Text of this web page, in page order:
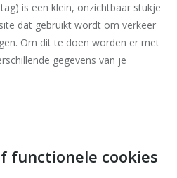
is een klein, onzichtbaar stukje
dat gebruikt wordt om verkeer
Om dit te doen worden er met
gegevens van je
functionele cookies